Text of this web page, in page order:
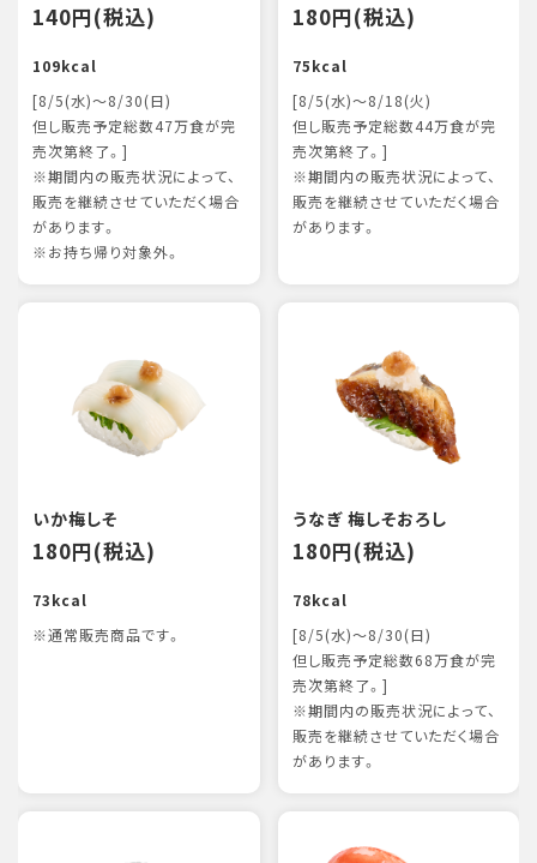
140円(税込)
109kcal
[8/5(水)～8/30(日)
但し販売予定総数47万食が完
売次第終了。]
※期間内の販売状況によって、
販売を継続させていただく場合
があります。
※お持ち帰り対象外。
180円(税込)
75kcal
[8/5(水)～8/18(火)
但し販売予定総数44万食が完
売次第終了。]
※期間内の販売状況によって、
販売を継続させていただく場合
があります。
いか梅しそ
180円(税込)
73kcal
※通常販売商品です。
うなぎ 梅しそおろし
180円(税込)
78kcal
[8/5(水)～8/30(日)
但し販売予定総数68万食が完
売次第終了。]
※期間内の販売状況によって、
販売を継続させていただく場合
があります。